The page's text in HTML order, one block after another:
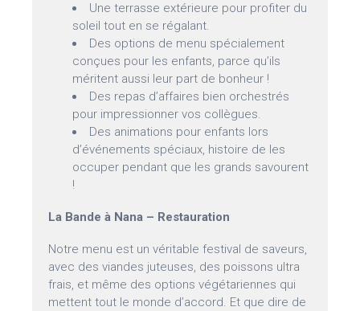
Une terrasse extérieure pour profiter du
soleil tout en se régalant.
Des options de menu spécialement
conçues pour les enfants, parce qu’ils
méritent aussi leur part de bonheur !
Des repas d’affaires bien orchestrés
pour impressionner vos collègues.
Des animations pour enfants lors
d’événements spéciaux, histoire de les
occuper pendant que les grands savourent
!
La Bande à Nana – Restauration
Notre menu est un véritable festival de saveurs,
avec des viandes juteuses, des poissons ultra
frais, et même des options végétariennes qui
mettent tout le monde d’accord. Et que dire de